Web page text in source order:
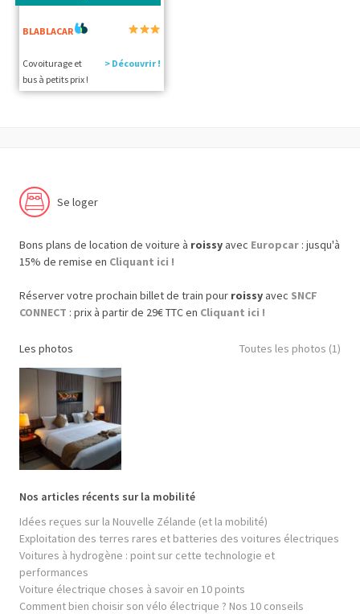
BLABLACAR
Covoiturage et
bus à petits prix !
> Découvrir !
Se loger
Bons plans de location de voiture à roissy avec Europcar : jusqu'à
15% de remise en Cliquant ici !
Réserver votre prochain billet de train pour roissy avec SNCF
CONNECT : prix à partir de 29€ TTC en Cliquant ici !
Les photos Toutes les photos (1)
Nos articles récents sur la mobilité
Idées reçues sur la Nouvelle Zélande (et la mobilité)
Exploitation des terres rares et batteries des voitures électriques
Voitures à hydrogène : point sur cette technologie et
performances
Voiture électrique choses à savoir en 10 points
Comment bien choisir son vélo électrique ? Nos 10 conseils